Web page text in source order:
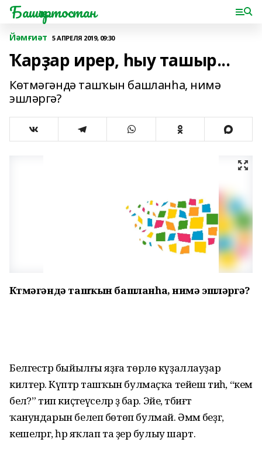
Башҡортостан
Йәмғиәт 5 АПРЕЛЯ 2019, 09:30
Ҡарҙар ирер, һыу ташыр...
Көтмәгәндә ташҡын башланһа, нимә
эшләргә?
Көтмәгәндә ташҡын башланһа, нимә эшләргә?
Белгестәр быйылғы яҙға төрлө күҙаллауҙар
килтерә. Күптәр ташҡын булмаҫҡа тейеш тиһә, “кем
белә?” тип киҫәтеүселәр ҙә бар. Эйе, тәбиғәт
ҡанундарын белеп бөтөп булмай. Әммә беҙгә,
кешеләргә, һәр яҡлап та әҙер булыу шарт.